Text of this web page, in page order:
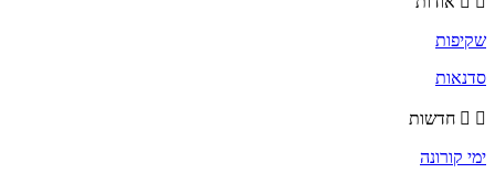
שקיפות
סדנאות
חדשות
ימי קורונה